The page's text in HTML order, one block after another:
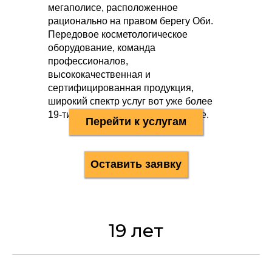
мегаполисе, расположенное
рационально на правом берегу Оби.
Передовое косметологическое
оборудование, команда
профессионалов,
высококачественная и
сертифицированная продукция,
широкий спектр услуг вот уже более
19-ти лет дарят красоту и здоровье.
Перейти к услугам
Оставить заявку
19 лет